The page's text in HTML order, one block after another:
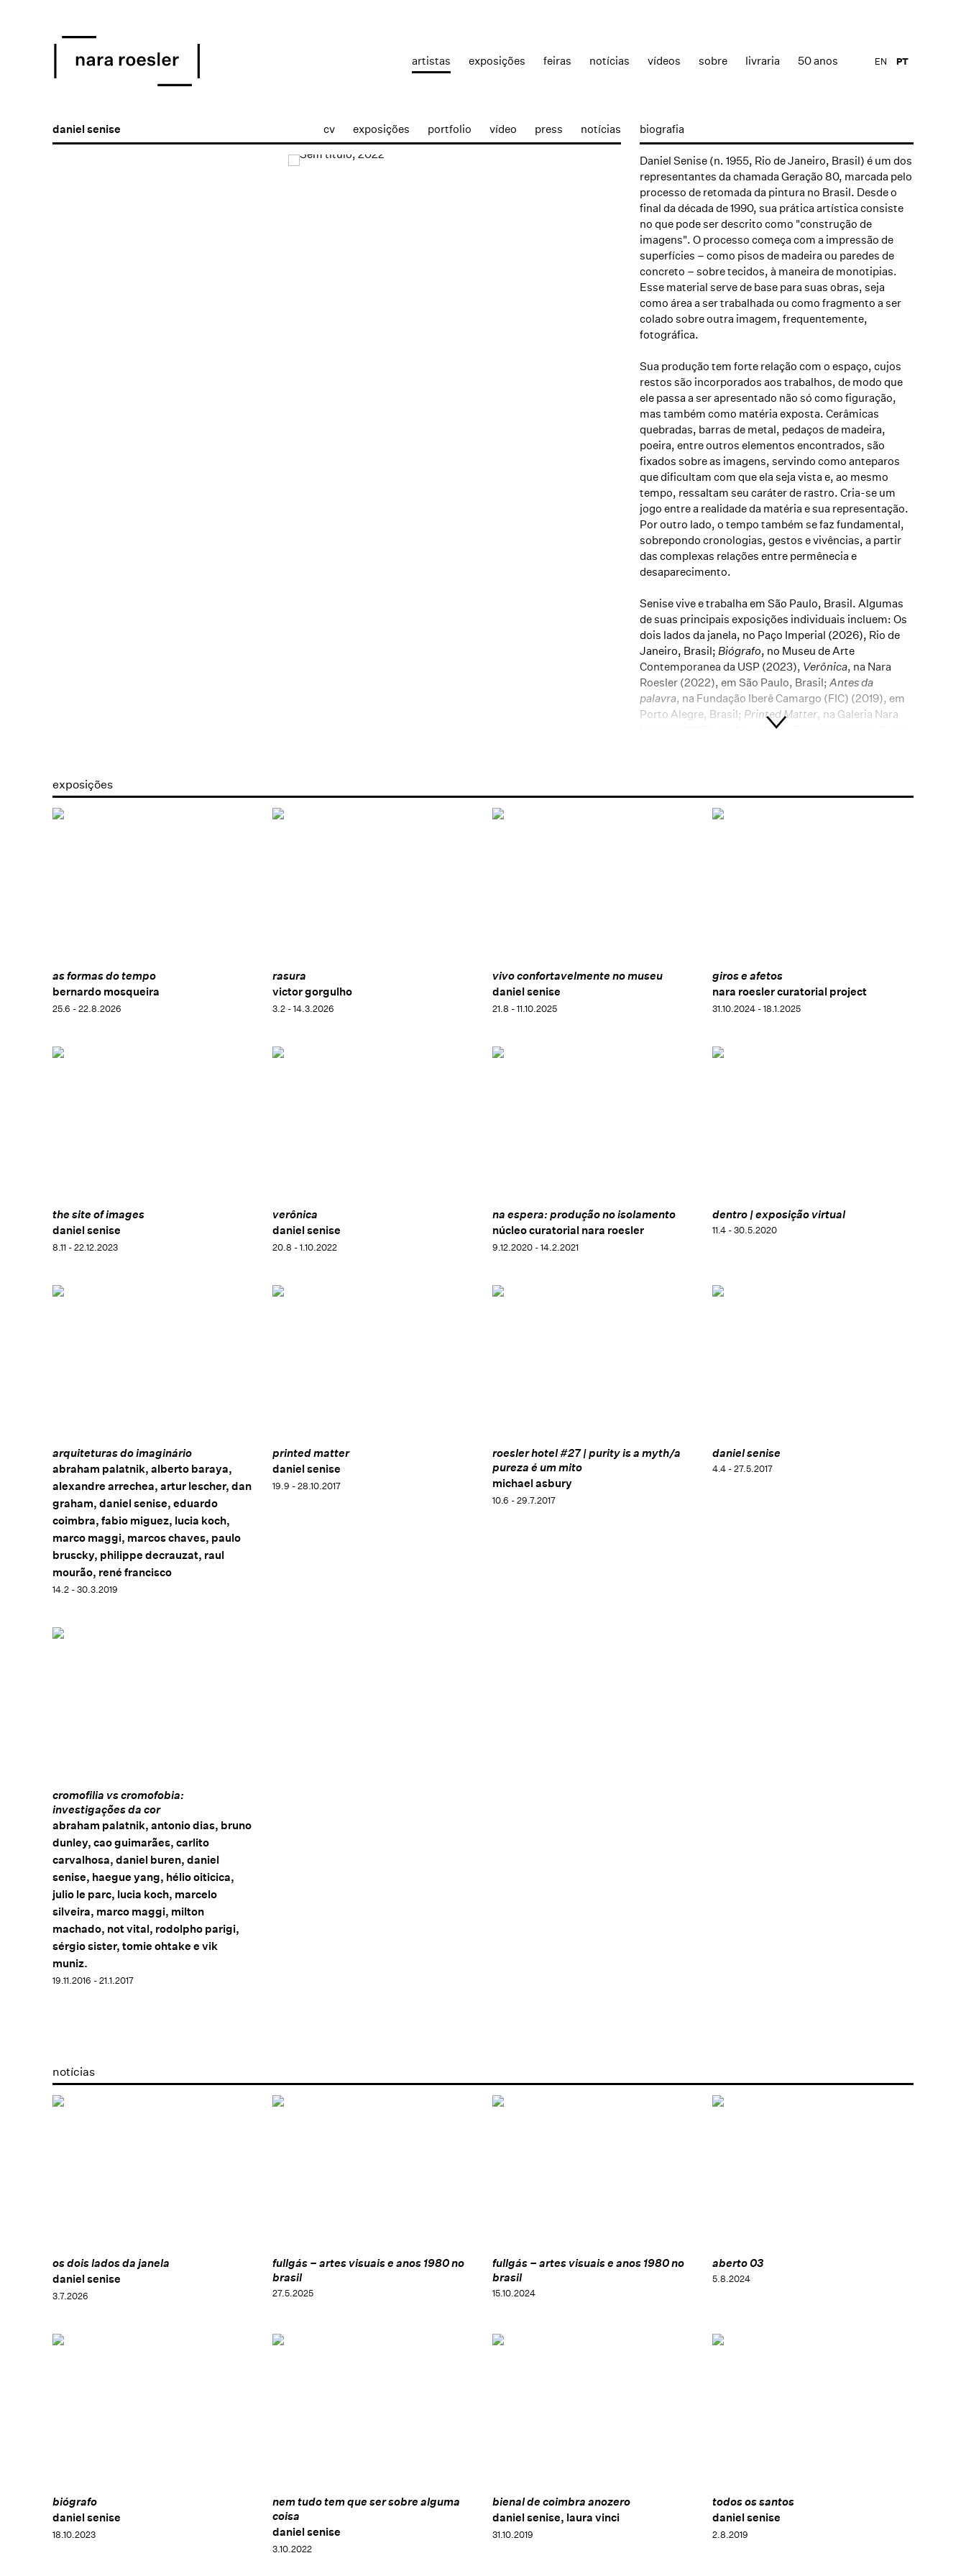
artistas exposições feiras notícias vídeos sobre livraria 50 anos PT
EN
daniel senise cv exposições portfolio vídeo press
notícias
Open a larger version of the following image in a popup:
biografia
Daniel Senise (n. 1955, Rio de Janeiro, Brasil) é um dos
representantes da chamada Geração 80, marcada pelo
processo de retomada da pintura no Brasil. Desde o
final da década de 1990, sua prática artística consiste
no que pode ser descrito como "construção de
imagens". O processo começa com a impressão de
superfícies – como pisos de madeira ou paredes de
concreto – sobre tecidos, à maneira de monotipias.
Esse material serve de base para suas obras, seja
como área a ser trabalhada ou como fragmento a ser
colado sobre outra imagem, frequentemente,
fotográfica.
Sua produção tem forte relação com o espaço, cujos
restos são incorporados aos trabalhos, de modo que
ele passa a ser apresentado não só como figuração,
mas também como matéria exposta. Cerâmicas
quebradas, barras de metal, pedaços de madeira,
poeira, entre outros elementos encontrados, são
fixados sobre as imagens, servindo como anteparos
que dificultam com que ela seja vista e, ao mesmo
tempo, ressaltam seu caráter de rastro. Cria-se um
jogo entre a realidade da matéria e sua representação.
Por outro lado, o tempo também se faz fundamental,
sobrepondo cronologias, gestos e vivências, a partir
das complexas relações entre permênecia e
desaparecimento.
Senise vive e trabalha em São Paulo, Brasil. Algumas
de suas principais exposições individuais incluem: Os
dois lados da janela, no Paço Imperial (2026), Rio de
Janeiro, Brasil; Biógrafo, no Museu de Arte
Contemporanea da USP (2023), Verônica, na Nara
Roesler (2022), em São Paulo, Brasil; Antes da
palavra, na Fundação Iberê Camargo (FIC) (2019), em
Porto Alegre, Brasil; Printed Matter, na Galeria Nara
Roesler (2017), em Nova York, Estados Unidos;
(Pina Estação 2009) em São Paulo, Brasil. Participou
de diversas bienais e mostras coletivas, incluindo as
(MAM Rio), Rio de Janeiro, Brasil; Museu de Arte
Contemporânea de Niterói (MAC-Niterói), Niterói,
Brasil; e Museu de Arte de São Paulo (MASP), São
exposições
as formas do tempo
bernardo mosqueira
25.6 - 22.8.2026
rasura
victor gorgulho
3.2 - 14.3.2026
vivo confortavelmente no museu
daniel senise
21.8 - 11.10.2025
giros e afetos
nara roesler curatorial project
31.10.2024 - 18.1.2025
the site of images
daniel senise
8.11 - 22.12.2023
verônica
daniel senise
20.8 - 1.10.2022
na espera: produção no isolamento
núcleo curatorial nara roesler
9.12.2020 - 14.2.2021
dentro | exposição virtual
11.4 - 30.5.2020
arquiteturas do imaginário
abraham palatnik, alberto baraya,
alexandre arrechea, artur lescher, dan
graham, daniel senise, eduardo
coimbra, fabio miguez, lucia koch,
marco maggi, marcos chaves, paulo
bruscky, philippe decrauzat, raul
mourão, rené francisco
14.2 - 30.3.2019
printed matter
daniel senise
19.9 - 28.10.2017
roesler hotel #27 | purity is a myth/a
pureza é um mito
michael asbury
10.6 - 29.7.2017
daniel senise
4.4 - 27.5.2017
cromofilia vs cromofobia:
investigações da cor
abraham palatnik, antonio dias, bruno
dunley, cao guimarães, carlito
carvalhosa, daniel buren, daniel
senise, haegue yang, hélio oiticica,
julio le parc, lucia koch, marcelo
silveira, marco maggi, milton
machado, not vital, rodolpho parigi,
sérgio sister, tomie ohtake e vik
muniz.
19.11.2016 - 21.1.2017
notícias
os dois lados da janela
daniel senise
3.7.2026
fullgás – artes visuais e anos 1980 no
brasil
27.5.2025
fullgás – artes visuais e anos 1980 no
brasil
15.10.2024
aberto 03
5.8.2024
biógrafo
daniel senise
18.10.2023
nem tudo tem que ser sobre alguma
coisa
daniel senise
3.10.2022
bienal de coimbra anozero
daniel senise, laura vinci
31.10.2019
todos os santos
daniel senise
2.8.2019